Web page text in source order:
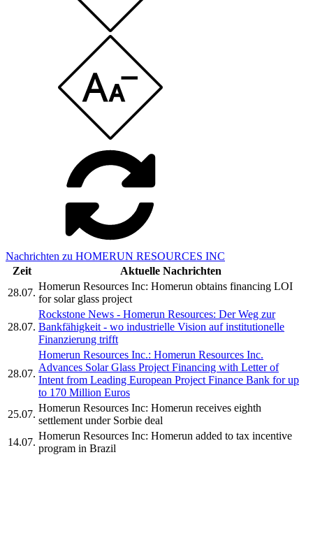
Nachrichten zu HOMERUN RESOURCES INC
Zeit
Aktuelle Nachrichten
28.07.
Homerun Resources Inc: Homerun obtains financing LOI
for solar glass project
28.07.
Rockstone News - Homerun Resources: Der Weg zur
Bankfähigkeit - wo industrielle Vision auf institutionelle
Finanzierung trifft
28.07.
Homerun Resources Inc.: Homerun Resources Inc.
Advances Solar Glass Project Financing with Letter of
Intent from Leading European Project Finance Bank for up
to 170 Million Euros
25.07.
Homerun Resources Inc: Homerun receives eighth
settlement under Sorbie deal
14.07.
Homerun Resources Inc: Homerun added to tax incentive
program in Brazil